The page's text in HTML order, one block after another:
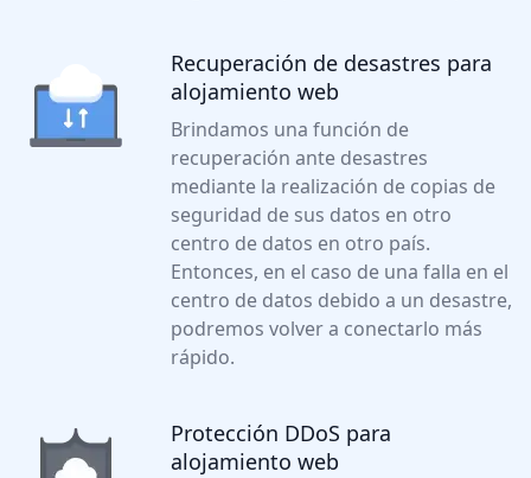
Recuperación de desastres para
alojamiento web
Brindamos una función de
recuperación ante desastres
mediante la realización de copias de
seguridad de sus datos en otro
centro de datos en otro país.
Entonces, en el caso de una falla en el
centro de datos debido a un desastre,
podremos volver a conectarlo más
rápido.
Protección DDoS para
alojamiento web